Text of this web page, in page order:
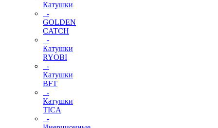
Катушки
-
GOLDEN
CATCH
-
Катушки
RYOBI
-
Катушки
BFT
-
Катушки
TICA
-